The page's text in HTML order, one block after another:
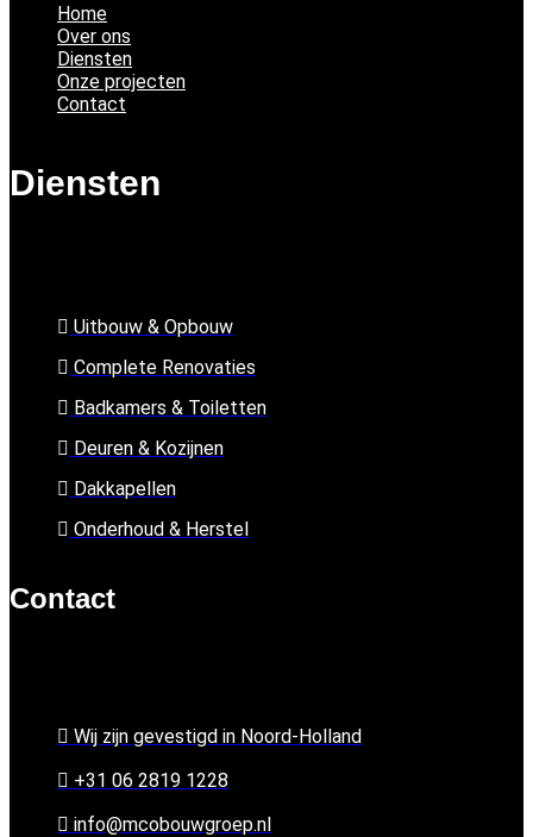
Home
Over ons
Diensten
Onze projecten
Contact
Diensten
Uitbouw & Opbouw
Complete Renovaties
Badkamers & Toiletten
Deuren & Kozijnen
Dakkapellen
Onderhoud & Herstel
Contact
Wij zijn gevestigd in Noord-Holland
+31 06 2819 1228
info@mcobouwgroep.nl